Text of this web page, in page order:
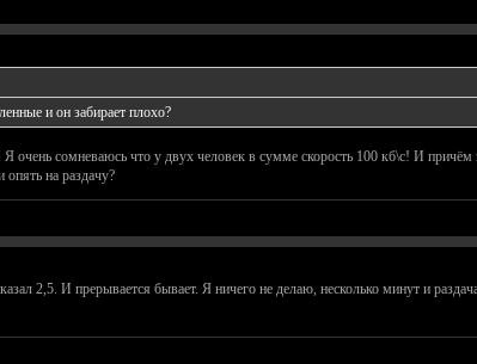
и он забирает плохо?
очень сомневаюсь что у двух человек в сумме скорость 100 кб\с! И причём
опять на раздачу?
2,5. И прерывается бывает. Я ничего не делаю, несколько минут и